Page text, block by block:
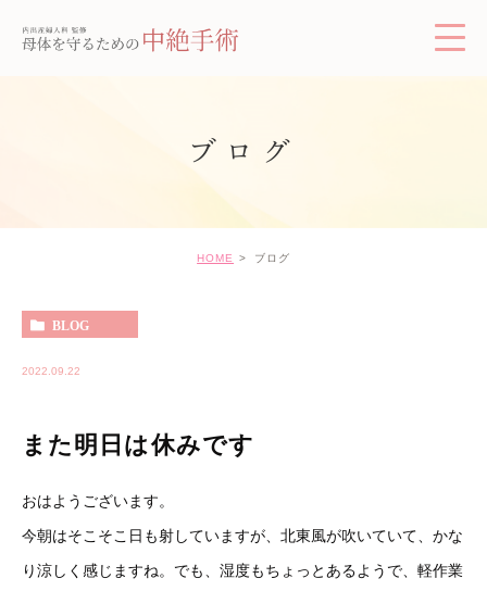
ブログ
HOME ブログ
BLOG
2022.09.22
また明日は休みです
おはようございます。
今朝はそこそこ日も射していますが、北東風が吹いていて、かな
り涼しく感じますね。でも、湿度もちょっとあるようで、軽作業